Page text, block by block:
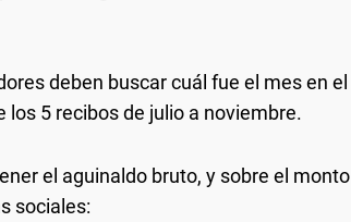
deben buscar cuál fue el mes en el
5 recibos de julio a noviembre.
el aguinaldo bruto, y sobre el monto
sociales: